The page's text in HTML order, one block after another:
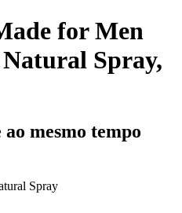
for Men
Spray,
mesmo tempo
Spray